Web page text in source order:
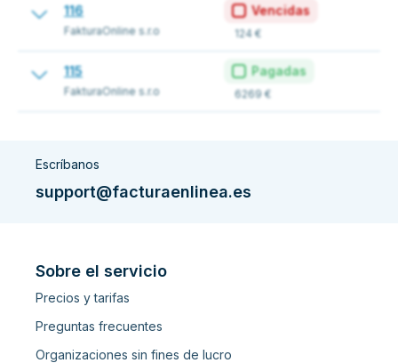
116
FakturaOnline s.r.o
Vencidas
124 €
115
FakturaOnline s.r.o
Pagadas
6269 €
Escríbanos
support@facturaenlinea.es
Sobre el servicio
Precios y tarifas
Preguntas frecuentes
Organizaciones sin fines de lucro